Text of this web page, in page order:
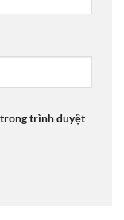
trong trình duyệt